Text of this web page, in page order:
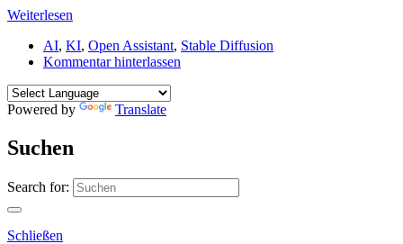
Weiterlesen
AI, KI, Open Assistant, Stable Diffusion
Kommentar hinterlassen
Powered by Translate
Suchen
Search for:
Schließen